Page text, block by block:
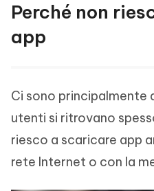
Perché non
app
Ci sono principalmente
utenti si ritrovano
riesco a scaricare app
rete Internet o con la